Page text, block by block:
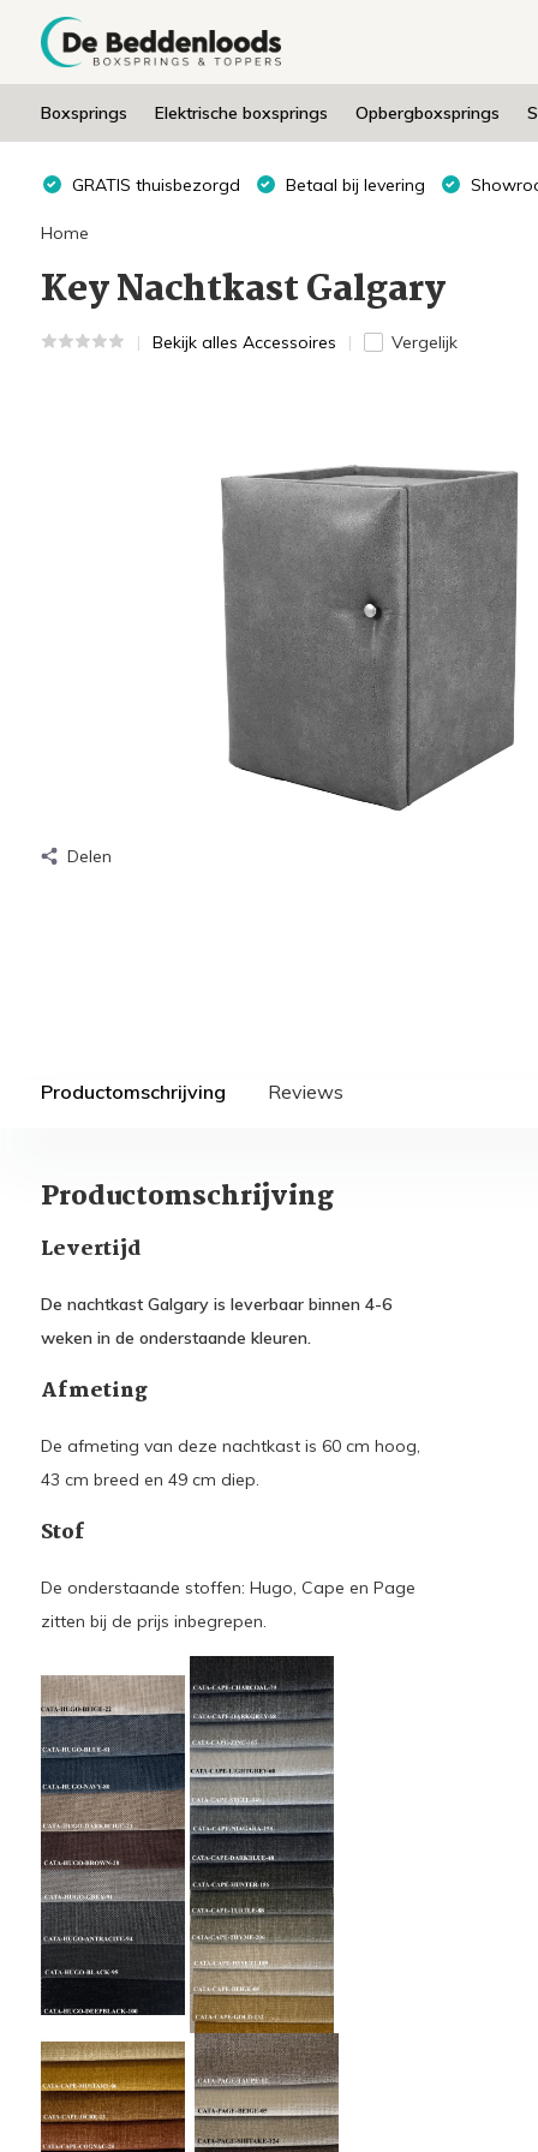
Boxsprings Elektrische boxsprings Opbergboxsprings
GRATIS thuisbezorgd Betaal bij levering
Home
Key Nachtkast Galgary
Bekijk alles Accessoires Vergelijk
Delen
Productomschrijving Reviews
Productomschrijving
Levertijd
De nachtkast Galgary is leverbaar binnen 4-6
weken in de onderstaande kleuren.
Afmeting
De afmeting van deze nachtkast is 60 cm hoog,
43 cm breed en 49 cm diep.
Stof
De onderstaande stoffen: Hugo, Cape en Page
zitten bij de prijs inbegrepen.